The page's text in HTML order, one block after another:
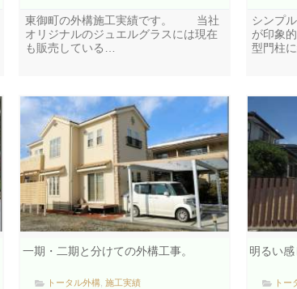
東御町の外構施工実績です。 当社
オリジナルのジュエルグラスには現在
も販売している…
シンプ
が印象
型門柱
一期・二期と分けての外構工事。
トータル外構,施工実績
明るい感
トー